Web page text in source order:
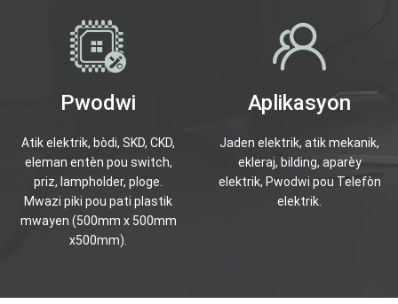
Pwodwi
Atik elektrik, bòdi, SKD, CKD,
eleman entèn pou switch,
priz, lampholder, ploge.
Mwazi piki pou pati plastik
mwayen (500mm x 500mm
x500mm).
Aplikasyon
Jaden elektrik, atik mekanik,
ekleraj, bilding, aparèy
elektrik, Pwodwi pou Telefòn
elektrik.